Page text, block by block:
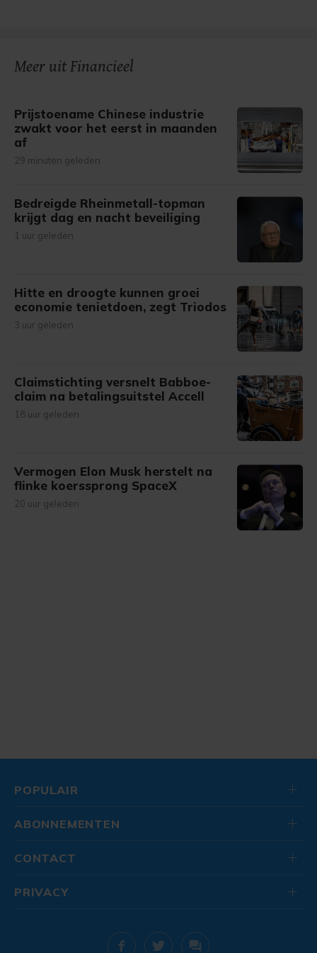
Meer uit Financieel
Prijstoename Chinese industrie
zwakt voor het eerst in maanden
af
29 minuten geleden
Bedreigde Rheinmetall-topman
krijgt dag en nacht beveiliging
1 uur geleden
Hitte en droogte kunnen groei
economie tenietdoen, zegt Triodos
3 uur geleden
Claimstichting versnelt Babboe-
claim na betalingsuitstel Accell
18 uur geleden
Vermogen Elon Musk herstelt na
flinke koerssprong SpaceX
20 uur geleden
POPULAIR
ABONNEMENTEN
CONTACT
PRIVACY